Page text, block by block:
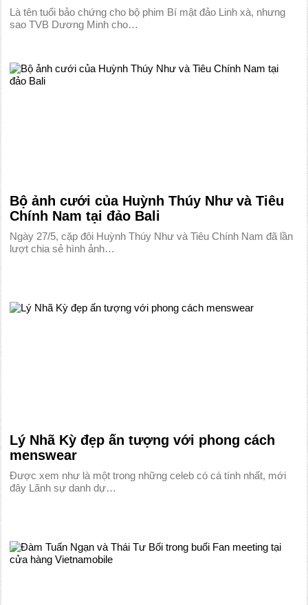
Là tên tuổi bảo chứng cho bộ phim Bí mật đảo Linh xà, nhưng
sao TVB Dương Minh cho…
Bộ ảnh cưới của Huỳnh Thúy Như và Tiêu
Chính Nam tại đảo Bali
Ngày 27/5, cặp đôi Huỳnh Thúy Như và Tiêu Chính Nam đã lần
lượt chia sẻ hình ảnh…
Lý Nhã Kỳ đẹp ấn tượng với phong cách
menswear
Được xem như là một trong những celeb có cá tính nhất, mới
đây Lãnh sự danh dự…